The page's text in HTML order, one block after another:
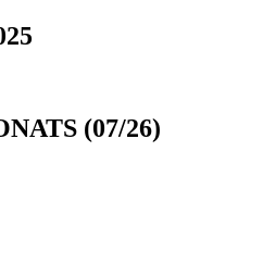
(07/26)